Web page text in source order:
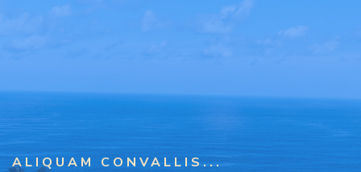
ALIQUAM CONVALLIS...